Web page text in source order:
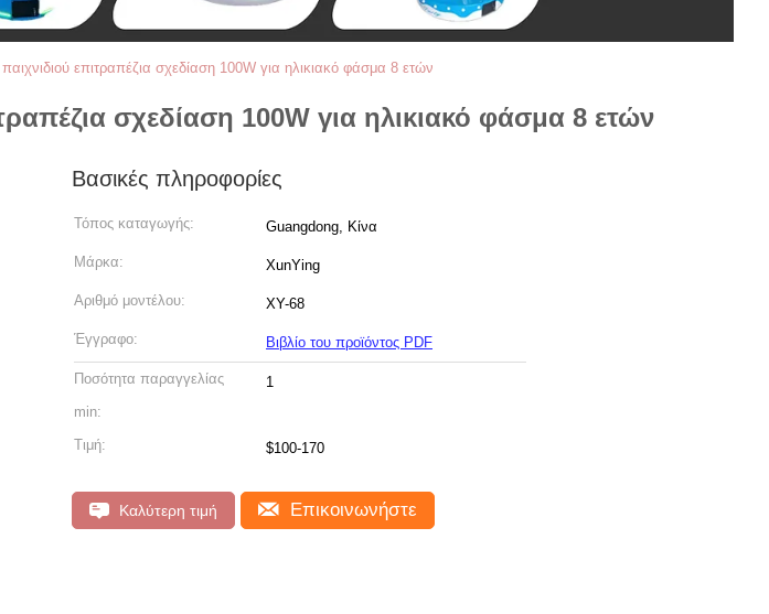
επιτραπέζια σχεδίαση 100W για ηλικιακό φάσμα 8 ετών
σχεδίαση 100W για ηλικιακό φάσμα 8 ετών
Βασικές πληροφορίες
Τόπος καταγωγής: Guangdong, Κίνα
Μάρκα: XunYing
Αριθμό μοντέλου: XY-68
Έγγραφο: Βιβλίο του προϊόντος PDF
Ποσότητα παραγγελίας
min:
1
Τιμή: $100-170
Καλύτερη τιμή Επικοινωνήστε